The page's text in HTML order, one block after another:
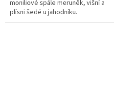
moniliové spále meruněk, višní a
plísni šedé u jahodníku.